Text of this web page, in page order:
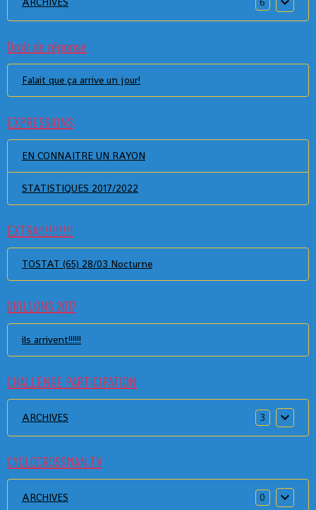
Droit de réponse
Falait que ça arrive un jour!
EXPRESSIONS
EN CONNAITRE UN RAYON
STATISTIQUES 2017/2022
EXTRA!!!!!!!!!!
TOSTAT (65) 28/03 Nocturne
GRILLONS 2017
ils arrivent!!!!!!
CHALLENGE PARTICIPATION
ARCHIVES 3
CYCLOCROSSMAN.TV
ARCHIVES 0